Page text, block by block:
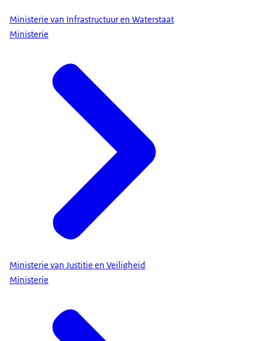
Ministerie van Infrastructuur en Waterstaat
Ministerie
Ministerie van Justitie en Veiligheid
Ministerie